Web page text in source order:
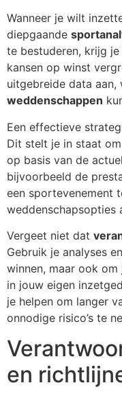
Wanneer je wilt
diepgaande
te bestuderen, krijg
kansen op winst
uitgebreide data
weddenschappen
Een effectieve
Dit stelt je in staat
op basis van de
bijvoorbeeld de
een sportevenement
weddenschapsopties
Vergeet niet dat
Gebruik je analyses
winnen, maar ook
in jouw eigen
je helpen om langer
onnodige risico’s te
en